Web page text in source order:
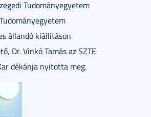
Tudományegyetem
állandó kiállításon
Dr. Vinkó Tamás az SZTE
dékánja nyitotta meg.